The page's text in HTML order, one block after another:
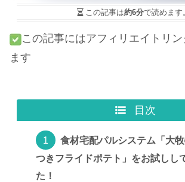
この記事は約6分で読めます
この記事にはアフィリエイトリ
ます
目次
食材宅配パルシステム「大
つきフライドポテト」をお試しし
た！